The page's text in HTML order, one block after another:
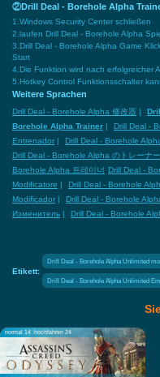
②Drill Deal - Borehole Alpha
1.Windows Security Center schließen
2.laufen Drill Deal - Borehole Alpha
3.Drill Deal - Borehole Alpha Game
Start
4.Die Funktion wird nach erfolgreicher
5.Hotkey Control Funktionsschalter
Weitere Sprachen
Drill Deal - Borehole Alpha 修改器 |
Borehole Alpha Trainer |
Drill Deal -
Entrenador | Drill Deal - Borehole
Drill Deal - Borehole Alpha のトレーナー
Borehole Alpha 트레이너 Drill Deal -
Modificatore |
Drill Deal - Borehole
Modificador |
Drill Deal - Borehole
Изменитель | Drill Deal - Borehole
Etikett:
Drill Deal - Borehole Alpha Unlimited
Drill Deal - Borehole Alpha Unlimited
normal 14 hochfahren 24